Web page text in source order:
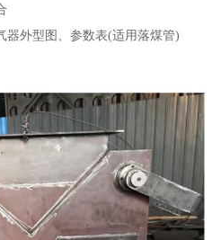
器外型图、参数表(适用落煤管)